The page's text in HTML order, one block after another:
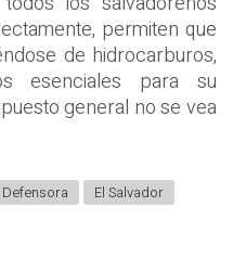
permiten que
de hidrocarburos,
esenciales para su
general no se vea
Defensora
El Salvador